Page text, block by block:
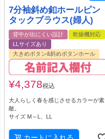
7分袖斜め釦ホールピン
タックブラウス(婦人)
背中が出にくい設計
乾燥機対応
LLサイズあり
大きめボタン&斜めボタンホール
¥4,378税込
大人らしく春を感じさせるカラーが素
敵。
サイズ M～L、LL
カートに入れる